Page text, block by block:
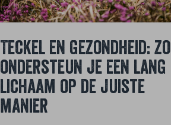
Teckel en gezondheid: zo
ondersteun je een lang
lichaam op de juiste
manier